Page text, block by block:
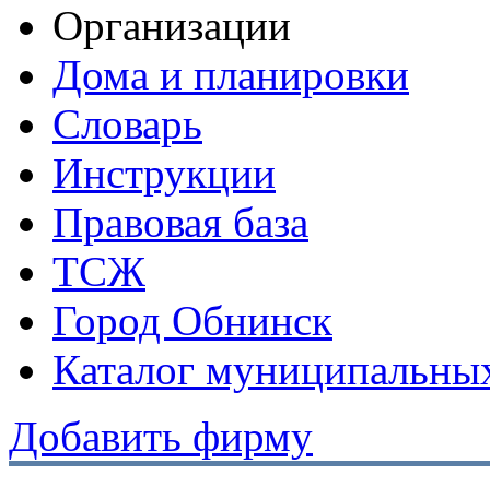
Организации
Дома и планировки
Словарь
Инструкции
Правовая база
ТСЖ
Город Обнинск
Каталог
Добавить фирму